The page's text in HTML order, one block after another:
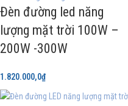
Đèn đường led năng
lượng mặt trời 100W –
200W -300W
1.820.000,0₫